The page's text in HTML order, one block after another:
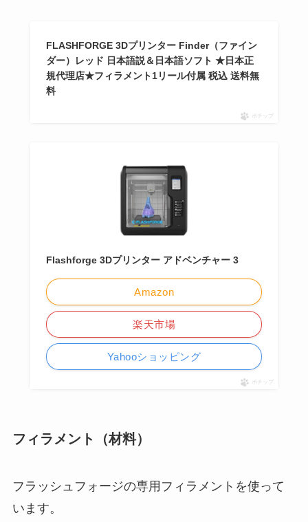
FLASHFORGE 3Dプリンター Finder（ファイン
ダー）レッド 日本語説＆日本語ソフト ★日本正
規代理店★フィラメント1リール付属 税込 送料無
料
ポチップ
Flashforge 3Dプリンター アドベンチャー 3
Amazon
楽天市場
Yahooショッピング
ポチップ
フィラメント（材料）
フラッシュフォージの専用フィラメントを使って
います。